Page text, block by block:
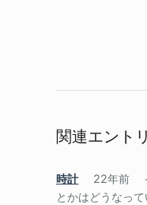
関連エント
時計 22年前
とかはどうなっ